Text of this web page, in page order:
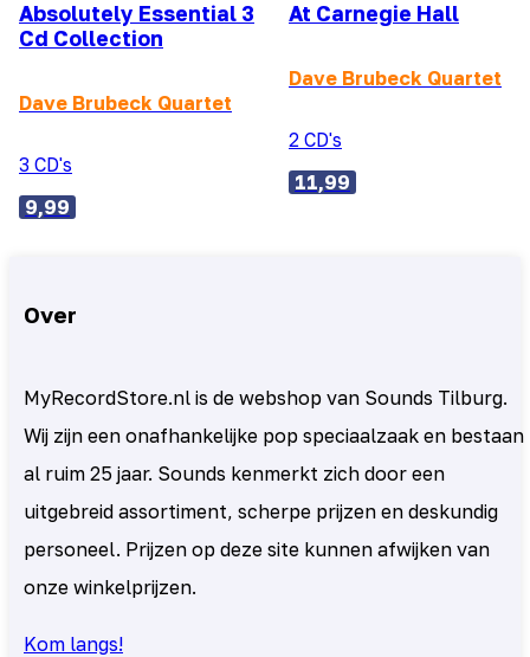
Absolutely Essential 3
Cd Collection
Dave Brubeck Quartet
3 CD's
9,99
At Carnegie Hall
Dave Brubeck Quartet
2 CD's
11,99
Over
MyRecordStore.nl is de webshop van Sounds Tilburg.
Wij zijn een onafhankelijke pop speciaalzaak en bestaan
al ruim 25 jaar. Sounds kenmerkt zich door een
uitgebreid assortiment, scherpe prijzen en deskundig
personeel. Prijzen op deze site kunnen afwijken van
onze winkelprijzen.
Kom langs!